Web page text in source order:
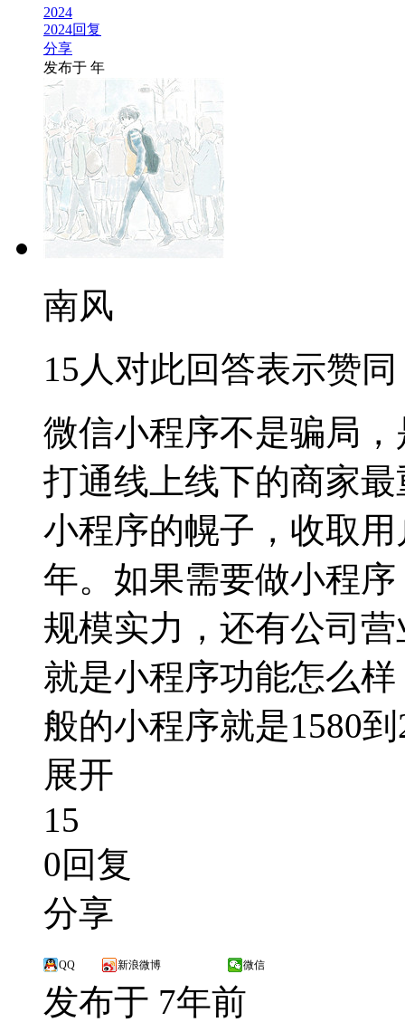
2024
2024回复
分享
发布于 年
南风
15人对此回答表示赞同
微信小程序不是骗局
打通线上线下的商家
小程序的幌子，收取
年。如果需要做小程
规模实力，还有公司
就是小程序功能怎么
般的小程序就是1580
展开
15
0回复
分享
QQ 新浪微博 微信
发布于 7年前